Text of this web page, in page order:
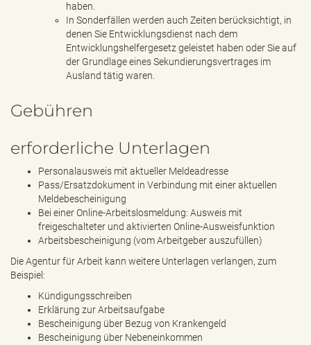
haben.
In Sonderfällen werden auch Zeiten berücksichtigt, in
denen Sie Entwicklungsdienst nach dem
Entwicklungshelfergesetz geleistet haben oder Sie auf
der Grundlage eines Sekundierungsvertrages im
Ausland tätig waren.
Gebühren
erforderliche Unterlagen
Personalausweis mit aktueller Meldeadresse
Pass/Ersatzdokument in Verbindung mit einer aktuellen
Meldebescheinigung
Bei einer Online-Arbeitslosmeldung: Ausweis mit
freigeschalteter und aktivierten Online-Ausweisfunktion
Arbeitsbescheinigung (vom Arbeitgeber auszufüllen)
Die Agentur für Arbeit kann weitere Unterlagen verlangen, zum
Beispiel:
Kündigungsschreiben
Erklärung zur Arbeitsaufgabe
Bescheinigung über Bezug von Krankengeld
Bescheinigung über Nebeneinkommen